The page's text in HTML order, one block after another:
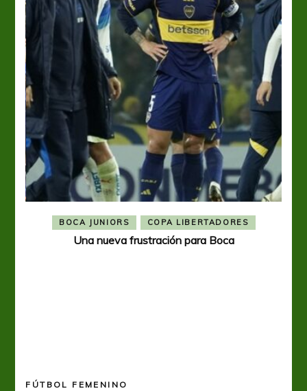
BOCA JUNIORS COPA LIBERTADORES
Una nueva frustración para Boca
FÚTBOL FEMENINO